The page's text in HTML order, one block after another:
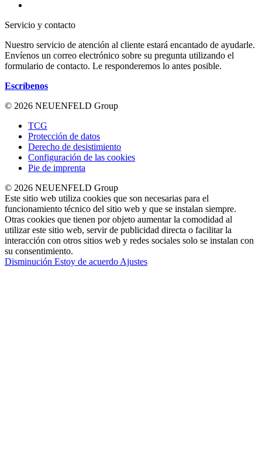
Servicio y contacto
Nuestro servicio de atención al cliente estará encantado de ayudarle.
Envíenos un correo electrónico sobre su pregunta utilizando el
formulario de contacto. Le responderemos lo antes posible.
Escríbenos
© 2026 NEUENFELD Group
TCG
Protección de datos
Derecho de desistimiento
Configuración de las cookies
Pie de imprenta
© 2026 NEUENFELD Group
Este sitio web utiliza cookies que son necesarias para el
funcionamiento técnico del sitio web y que se instalan siempre.
Otras cookies que tienen por objeto aumentar la comodidad al
utilizar este sitio web, servir de publicidad directa o facilitar la
interacción con otros sitios web y redes sociales solo se instalan con
su consentimiento.
Disminución Estoy de acuerdo Ajustes